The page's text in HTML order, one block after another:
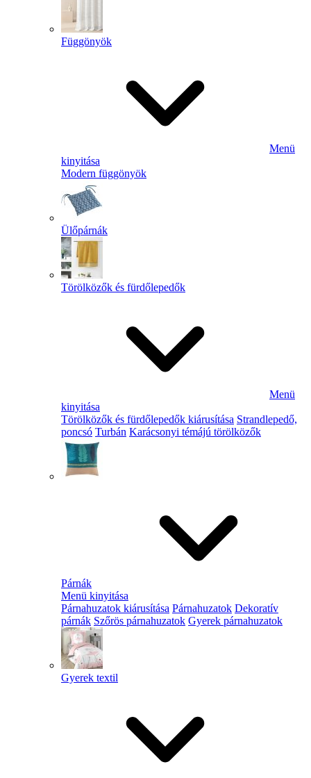
Függönyök
Menü
kinyitása
Modern függönyök
Ülőpárnák
Törölközők és fürdőlepedők
Menü
kinyitása
Törölközők és fürdőlepedők kiárusítása Strandlepedő,
poncsó Turbán Karácsonyi témájú törölközők
Párnák
Menü kinyitása
Párnahuzatok kiárusítása Párnahuzatok Dekoratív
párnák Szőrös párnahuzatok Gyerek párnahuzatok
Gyerek textil